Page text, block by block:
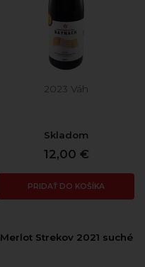
2023 Váh
Skladom
12,00 €
PRIDAŤ DO KOŠÍKA
Merlot Strekov 2021 suché